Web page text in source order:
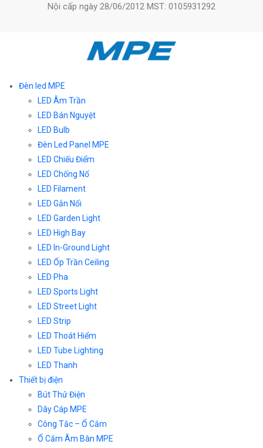
Nội cấp ngày 28/06/2012 MST: 0105931292
Đèn led MPE
LED Âm Trần
LED Bán Nguyệt
LED Bulb
Đèn Led Panel MPE
LED Chiếu Điểm
LED Chống Nổ
LED Filament
LED Gắn Nổi
LED Garden Light
LED High Bay
LED In-Ground Light
LED Ốp Trần Ceiling
LED Pha
LED Sports Light
LED Street Light
LED Strip
LED Thoát Hiểm
LED Tube Lighting
LED Thanh
Thiết bị điện
Bút Thử Điện
Dây Cáp MPE
Công Tắc – Ổ Cắm
Ổ Cắm Âm Bàn MPE